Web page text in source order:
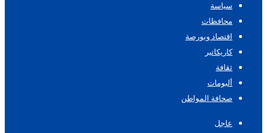
سياسة
محافظات
اقتصاد وبورصة
كاريكاتير
ثقافة
ألبومات
صحافة المواطن
عاجل